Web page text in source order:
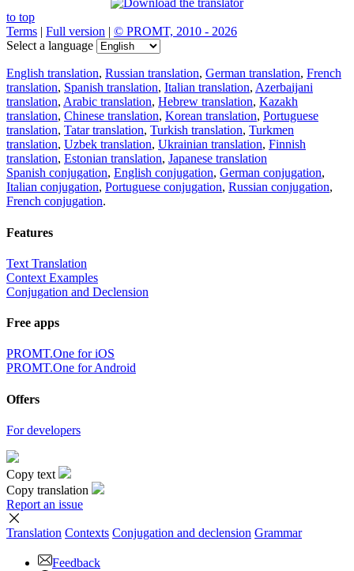
to top
Terms | Full version | © PROMT, 2010 - 2026
Select a language
English translation, Russian translation, German translation, French
translation, Spanish translation, Italian translation, Azerbaijani
translation, Arabic translation, Hebrew translation, Kazakh
translation, Chinese translation, Korean translation, Portuguese
translation, Tatar translation, Turkish translation, Turkmen
translation, Uzbek translation, Ukrainian translation, Finnish
translation, Estonian translation, Japanese translation
Spanish conjugation, English conjugation, German conjugation,
Italian conjugation, Portuguese conjugation, Russian conjugation,
French conjugation.
Features
Text Translation
Context Examples
Conjugation and Declension
Free apps
PROMT.One for iOS
PROMT.One for Android
Offers
For developers
Copy text
Copy translation
Report an issue
Translation Contexts Conjugation and declension Grammar
Feedback